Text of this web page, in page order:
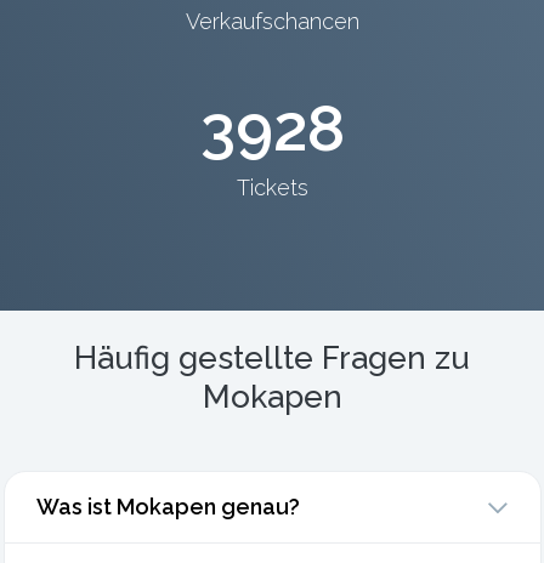
Verkaufschancen
3928
Tickets
Häufig gestellte Fragen zu
Mokapen
Was ist Mokapen genau?